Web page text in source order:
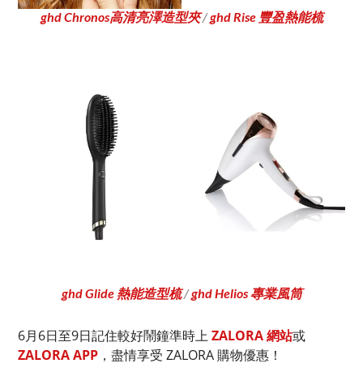
ghd Chronos高清亮澤造型夾/ghd Rise 豐盈熱能梳
ghd Glide 熱能造型梳/ghd Helios 專業風筒
6月6日至9日記住較好鬧鐘準時上ZALORA 網站或
ZALORA APP ，盡情享受 ZALORA 購物優惠！